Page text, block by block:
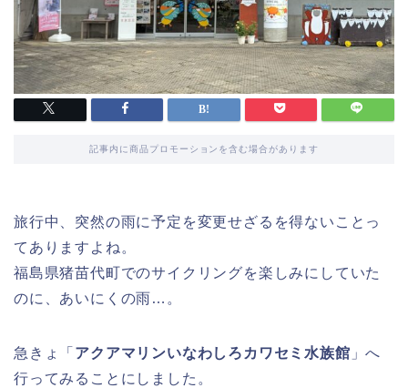
記事内に商品プロモーションを含む場合があります
旅行中、突然の雨に予定を変更せざるを得ないことっ
てありますよね。
福島県猪苗代町でのサイクリングを楽しみにしていた
のに、あいにくの雨…。
急きょ「 アクアマリンいなわしろカワセミ水族館 」へ
行ってみることにしました。